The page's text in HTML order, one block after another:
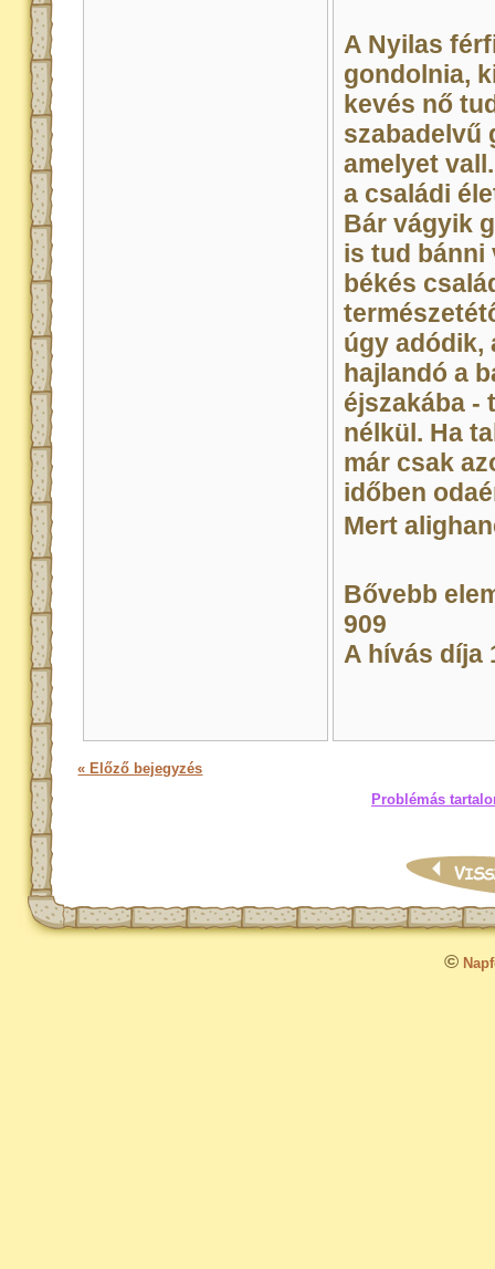
A Nyilas
gondolnia,
kevés nő
szabadelvű
amelyet
a családi
Bár vágyik
is tud bánni
békés
úgy adódik,
hajlandó a
éjszakába -
nélkül. Ha
már csak
időben
Mert
Bővebb
909
A hívás díja
« Előző bejegyzés
Problémás
©